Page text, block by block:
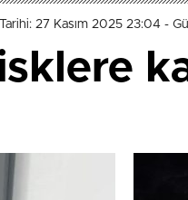
27 Kasım 2025 23:04 -